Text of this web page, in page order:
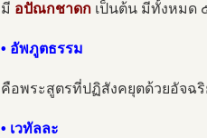
มี อปัณกชาดก เป็นต้น มีทั้งหมด
• อัพภูตธรรม
คือพระสูตรที่ปฏิสังคยุตด้วยอัจฉ
• เวทัลละ